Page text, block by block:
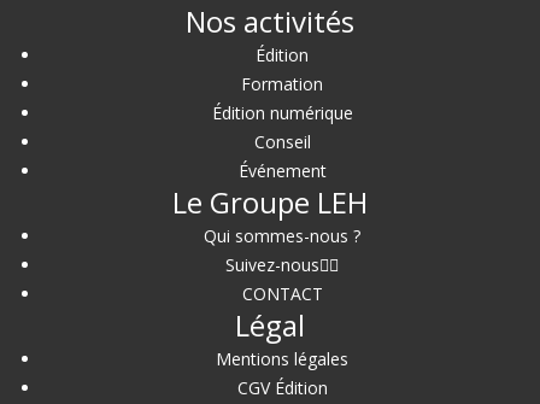
Nos activités
Édition
Formation
Édition numérique
Conseil
Événement
Le Groupe LEH
Qui sommes-nous ?
Suivez-nous
CONTACT
Légal
Mentions légales
CGV Édition